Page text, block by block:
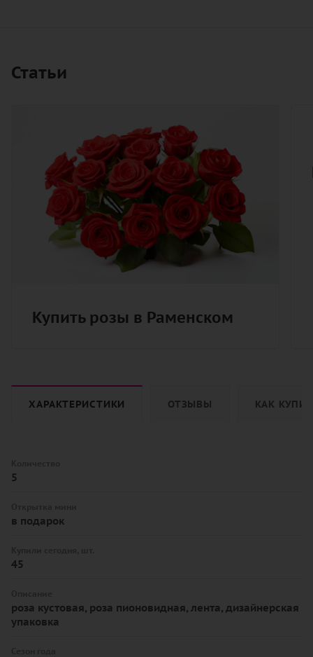
Статьи
Купить розы в Раменском
ХАРАКТЕРИСТИКИ ОТЗЫВЫ КАК
5
в подарок
45
роза кустовая, роза пионовидная, лента, дизайнерская
упаковка